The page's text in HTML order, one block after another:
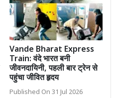
Vande Bharat Express
Train: वंदे भारत बनी
जीवनदायिनी, पहली बार ट्रेन से
पहुंचा जीवित हृदय
Published On 31 Jul 2026